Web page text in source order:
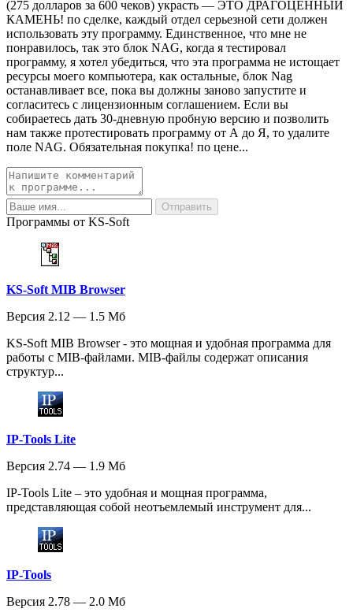
(275 долларов за 600 чеков) украсть — ЭТО ДРАГОЦЕННЫЙ
КАМЕНЬ! по сделке, каждый отдел серьезной сети должен
использовать эту программу. Единственное, что мне не
понравилось, так это блок NAG, когда я тестировал
программу, я хотел убедиться, что эта программа не истощает
ресурсы моего компьютера, как остальные, блок Nag
останавливает все, пока вы должны заново запустите и
согласитесь с лицензионным соглашением. Если вы
собираетесь дать 30-дневную пробную версию и позволить
нам также протестировать программу от А до Я, то удалите
поле NAG. Обязательная покупка! по цене...
Программы от KS-Soft
KS-Soft MIB Browser
Версия 2.12 — 1.5 Мб
KS-Soft MIB Browser - это мощная и удобная программа для
работы с MIB-файлами. MIB-файлы содержат описания
структур...
IP-Tools Lite
Версия 2.74 — 1.9 Мб
IP-Tools Lite – это удобная и мощная программа,
представляющая собой неотъемлемый инструмент для...
IP-Tools
Версия 2.78 — 2.0 Мб